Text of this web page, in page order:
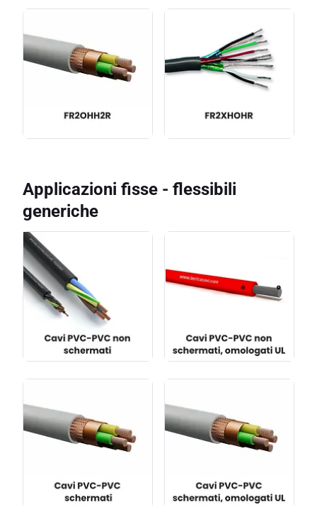
Applicazioni fisse - flessibili
generiche